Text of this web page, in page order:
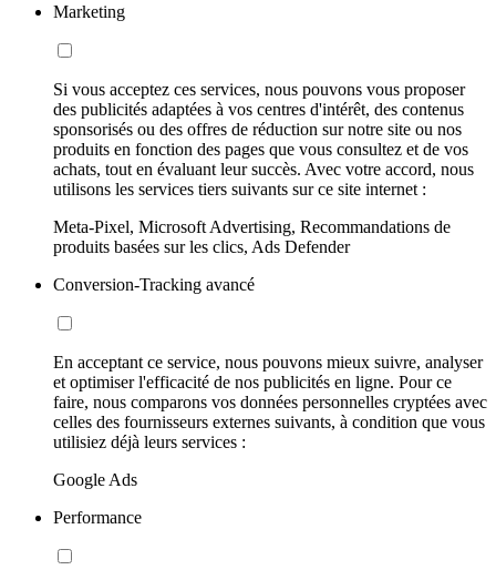
Marketing
Si vous acceptez ces services, nous pouvons vous proposer
des publicités adaptées à vos centres d'intérêt, des contenus
sponsorisés ou des offres de réduction sur notre site ou nos
produits en fonction des pages que vous consultez et de vos
achats, tout en évaluant leur succès. Avec votre accord, nous
utilisons les services tiers suivants sur ce site internet :
Meta-Pixel, Microsoft Advertising, Recommandations de
produits basées sur les clics, Ads Defender
Conversion-Tracking avancé
En acceptant ce service, nous pouvons mieux suivre, analyser
et optimiser l'efficacité de nos publicités en ligne. Pour ce
faire, nous comparons vos données personnelles cryptées avec
celles des fournisseurs externes suivants, à condition que vous
utilisiez déjà leurs services :
Google Ads
Performance